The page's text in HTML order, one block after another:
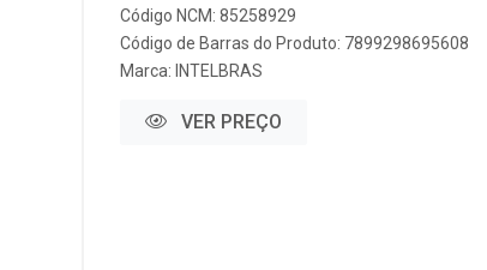
Código NCM: 85258929
Código de Barras do Produto: 7899298695608
Marca: INTELBRAS
VER PREÇO